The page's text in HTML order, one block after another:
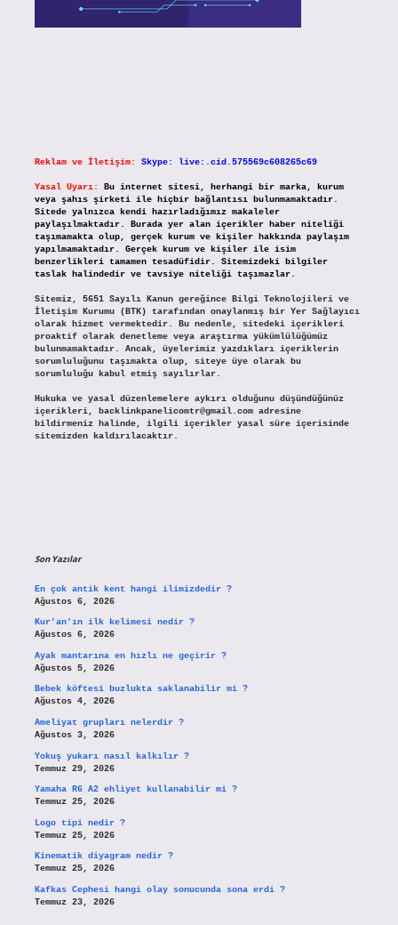
Reklam ve İletişim: Skype: live:.cid.575569c608265c69
Yasal Uyarı:
Bu internet sitesi, herhangi bir marka, kurum
veya şahıs şirketi ile hiçbir bağlantısı bulunmamaktadır.
Sitede yalnızca kendi hazırladığımız makaleler
paylaşılmaktadır. Burada yer alan içerikler haber niteliği
taşımamakta olup, gerçek kurum ve kişiler hakkında paylaşım
yapılmamaktadır. Gerçek kurum ve kişiler ile isim
benzerlikleri tamamen tesadüfidir. Sitemizdeki bilgiler
taslak halindedir ve tavsiye niteliği taşımazlar.
Sitemiz, 5651 Sayılı Kanun gereğince Bilgi Teknolojileri ve
İletişim Kurumu (BTK) tarafından onaylanmış bir Yer Sağlayıcı
olarak hizmet vermektedir. Bu nedenle, sitedeki içerikleri
proaktif olarak denetleme veya araştırma yükümlülüğümüz
bulunmamaktadır. Ancak, üyelerimiz yazdıkları içeriklerin
sorumluluğunu taşımakta olup, siteye üye olarak bu
sorumluluğu kabul etmiş sayılırlar.
Hukuka ve yasal düzenlemelere aykırı olduğunu düşündüğünüz
içerikleri,
backlinkpanelicomtr@gmail.comadresine
bildirmeniz halinde, ilgili içerikler yasal süre içerisinde
sitemizden kaldırılacaktır.
Son Yazılar
En çok antik kent hangi ilimizdedir ?
Ağustos 6, 2026
Kur’an’ın ilk kelimesi nedir ?
Ağustos 6, 2026
Ayak mantarına en hızlı ne geçirir ?
Ağustos 5, 2026
Bebek köftesi buzlukta saklanabilir mi ?
Ağustos 4, 2026
Ameliyat grupları nelerdir ?
Ağustos 3, 2026
Yokuş yukarı nasıl kalkılır ?
Temmuz 29, 2026
Yamaha R6 A2 ehliyet kullanabilir mi ?
Temmuz 25, 2026
Logo tipi nedir ?
Temmuz 25, 2026
Kinematik diyagram nedir ?
Temmuz 25, 2026
Kafkas Cephesi hangi olay sonucunda sona erdi ?
Temmuz 23, 2026